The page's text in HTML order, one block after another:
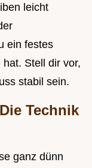
leicht
ein festes
Stell dir vor,
stabil sein.
Technik
ganz dünn